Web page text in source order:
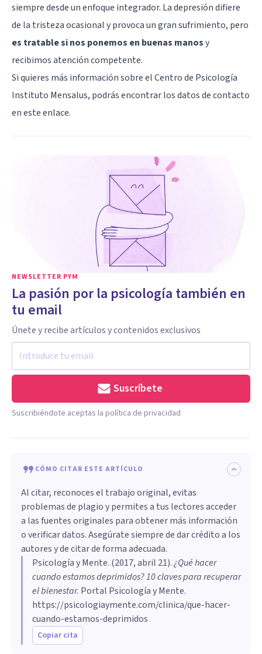
siempre desde un enfoque integrador. La depresión difiere
de la tristeza ocasional y provoca un gran sufrimiento, pero
es tratable si nos ponemos en buenas manosy
recibimos atención competente.
Si quieres más información sobre el Centro de Psicología
Instituto Mensalus, podrás encontrar los datos de contacto
eneste enlace.
NEWSLETTER PYM
La pasión por la psicología también en
tu email
Únete y recibe artículos y contenidos exclusivos
Suscríbete
Suscribiéndote aceptas la política de privacidad
CÓMO CITAR ESTE ARTÍCULO
Al citar, reconoces el trabajo original, evitas
problemas de plagio y permites a tus lectores acceder
a las fuentes originales para obtener más información
o verificar datos. Asegúrate siempre de dar crédito a los
autores y de citar de forma adecuada.
Psicología y Mente. (2017, abril 21).¿Qué hacer
cuando estamos deprimidos? 10 claves para recuperar
el bienestar. Portal Psicología y Mente.
https://psicologiaymente.com/clinica/que-hacer-
cuando-estamos-deprimidos
Copiar cita